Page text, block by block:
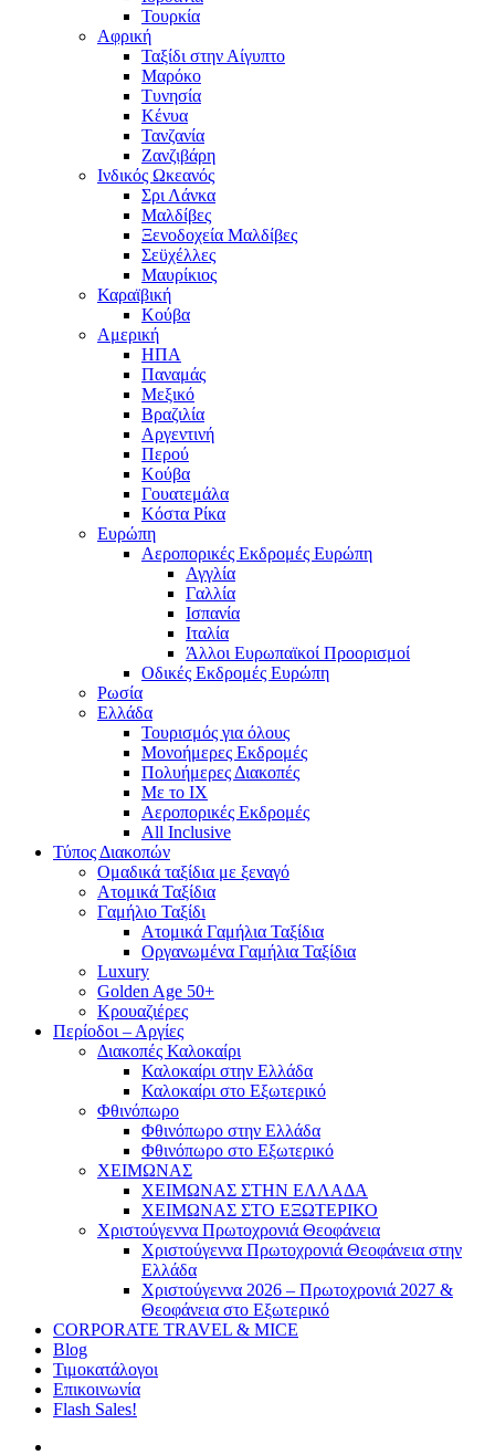
Τουρκία
Αφρική
Ταξίδι στην Αίγυπτο
Μαρόκο
Τυνησία
Κένυα
Τανζανία
Ζανζιβάρη
Ινδικός Ωκεανός
Σρι Λάνκα
Μαλδίβες
Ξενοδοχεία Μαλδίβες
Σεϋχέλλες
Μαυρίκιος
Καραϊβική
Κούβα
Αμερική
ΗΠΑ
Παναμάς
Μεξικό
Βραζιλία
Αργεντινή
Περού
Κούβα
Γουατεμάλα
Κόστα Ρίκα
Ευρώπη
Αεροπορικές Εκδρομές Ευρώπη
Αγγλία
Γαλλία
Ισπανία
Ιταλία
Άλλοι Ευρωπαϊκοί Προορισμοί
Οδικές Εκδρομές Ευρώπη
Ρωσία
Ελλάδα
Τουρισμός για όλους
Mονοήμερες Εκδρομές
Πολυήμερες Διακοπές
Με το ΙΧ
Αεροπορικές Εκδρομές
All Inclusive
Τύπος Διακοπών
Ομαδικά ταξίδια με ξεναγό
Ατομικά Ταξίδια
Γαμήλιο Ταξίδι
Ατομικά Γαμήλια Ταξίδια
Οργανωμένα Γαμήλια Ταξίδια
Luxury
Golden Age 50+
Κρουαζιέρες
Περίοδοι – Αργίες
Διακοπές Καλοκαίρι
Καλοκαίρι στην Ελλάδα
Καλοκαίρι στο Εξωτερικό
Φθινόπωρο
Φθινόπωρο στην Ελλάδα
Φθινόπωρο στο Εξωτερικό
ΧΕΙΜΩΝΑΣ
ΧΕΙΜΩΝΑΣ ΣΤΗΝ ΕΛΛΑΔΑ
ΧΕΙΜΩΝΑΣ ΣΤΟ ΕΞΩΤΕΡΙΚΟ
Χριστούγεννα Πρωτοχρονιά Θεοφάνεια
Χριστούγεννα Πρωτοχρονιά Θεοφάνεια στην
Ελλάδα
Χριστούγεννα 2026 – Πρωτοχρονιά 2027 &
Θεοφάνεια στο Εξωτερικό
CORPORATE TRAVEL & MICE
Blog
Τιμοκατάλογοι
Επικοινωνία
Flash Sales!